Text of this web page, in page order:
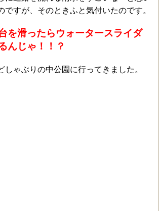
ですが、そのときふと気付いたのです。
を滑ったらウォータースライダ
んじゃ！！？
しゃぶりの中公園に行ってきました。